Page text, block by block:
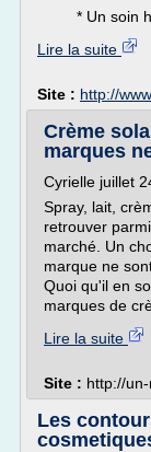
* Un soin
Lire la suite
Site : http://
Crème
marques
Cyrielle juillet
Spray, lait,
retrouver
marché. Un
marque ne
Quoi qu'il en
marques de
Lire la suite
Site : http://
Les